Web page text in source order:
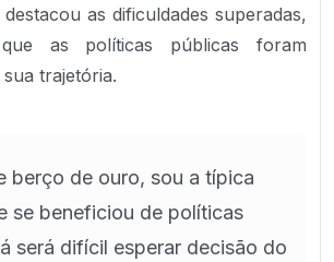
as dificuldades superadas,
que as políticas públicas foram
trajetória.
berço de ouro, sou a típica
se beneficiou de políticas
será difícil esperar decisão do